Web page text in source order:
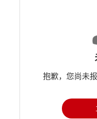
抱歉，您尚未